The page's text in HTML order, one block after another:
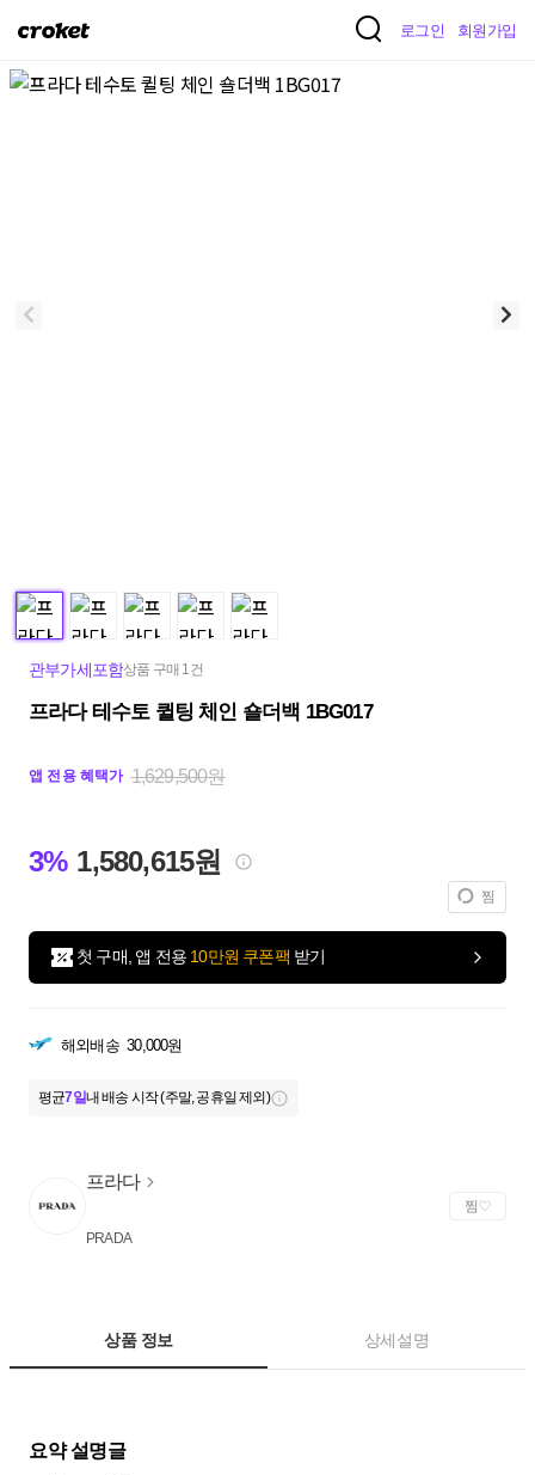
크
켓
로그인 회원가입
관부가세포함상품 구매 1건
프라다 테수토 퀼팅 체인 숄더백 1BG017
앱 전용 혜택가 1,629,500원
3% 1,580,615원
찜
첫 구매, 앱 전용 10만원 쿠폰팩 받기
해외배송 30,000원
평균7일내 배송 시작 (주말, 공휴일 제외)
프라다
PRADA
찜
상품 정보 상세설명
요약 설명글